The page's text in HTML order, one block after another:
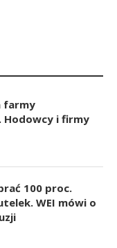
farmy
i firmy
100 proc.
WEI mówi o